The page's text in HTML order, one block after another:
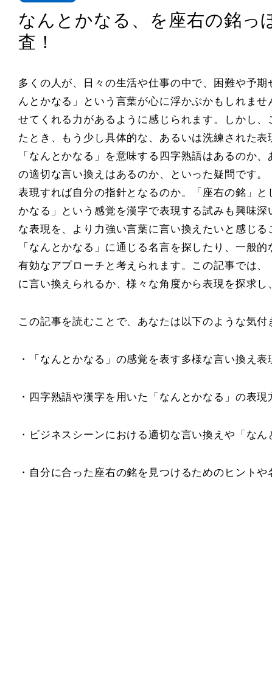
なんとかなる、を座右の銘っ
査！
多くの人が、日々の生活や仕事の中で、困難や予
んとかなる」という言葉が心に浮かぶかもしれま
せてくれる力があるように感じられます。しかし
たとき、もう少し具体的な、あるいは洗練された
「なんとかなる」を意味する四字熟語はあるのか
の適切な言い換えはあるのか、といった疑問です
表現すれば自分の指針となるのか。「座右の銘」
かなる」という感覚を漢字で表現する試みも興味
な表現を、より力強い言葉に言い換えたいと感じ
「なんとかなる」に通じる名言を探したり、一般
有効なアプローチと考えられます。この記事では
に言い換えられるか、様々な角度から表現を探求し
この記事を読むことで、あなたは以下のような気付
・「なんとかなる」の感覚を表す多様な言い換え表
・四字熟語や漢字を用いた「なんとかなる」の表現
・ビジネスシーンにおける適切な言い換えや「な
・自分に合った座右の銘を見つけるためのヒントや